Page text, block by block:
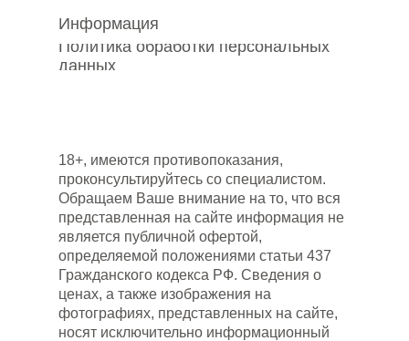
18+, имеются противопоказания,
проконсультируйтесь со специалистом.
Обращаем Ваше внимание на то, что вся
представленная на сайте информация не
является публичной офертой,
определяемой положениями статьи 437
Гражданского кодекса РФ. Сведения о
ценах, а также изображения на
фотографиях, представленных на сайте,
носят исключительно информационный
Информация
Политика обработки персональных
данных